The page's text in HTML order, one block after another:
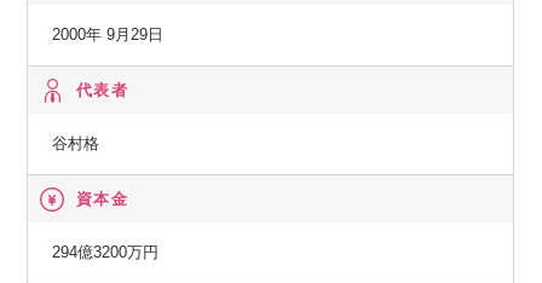
2000年 9月29日
代表者
谷村格
資本金
294億3200万円